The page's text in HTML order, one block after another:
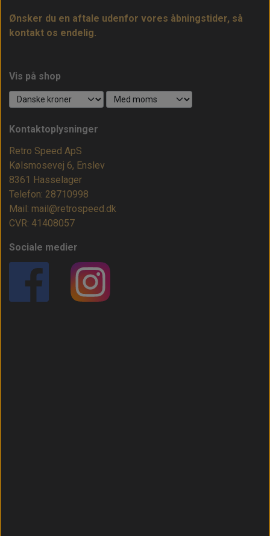
Ønsker du en aftale udenfor vores åbningstider, så
kontakt os endelig.
Vis på shop
Kontaktoplysninger
Retro Speed ApS
Kølsmosevej 6, Enslev
8361 Hasselager
Telefon: 28710998
Mail: mail@retrospeed.dk
CVR: 41408057
Sociale medier